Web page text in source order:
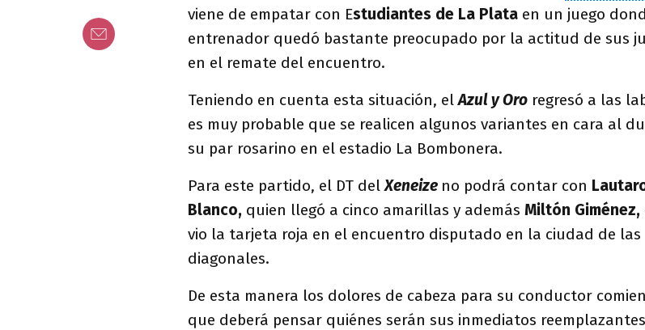
viene de empatar con Estudiantes de La Plata en un juego
entrenador quedó bastante preocupado por la actitud de sus
en el remate del encuentro.
Teniendo en cuenta esta situación, elAzul y Oro regresó a las
es muy probable que se realicen algunos variantes en cara al
su par rosarino en el estadio La Bombonera.
Para este partido, el DT delXeneize no podrá contar con
Blanco, quien llegó a cinco amarillas y además Miltón Giménez,
vio la tarjeta roja en el encuentro disputado en la ciudad de las
diagonales.
De esta manera los dolores de cabeza para su conductor
que deberá pensar quiénes serán sus inmediatos